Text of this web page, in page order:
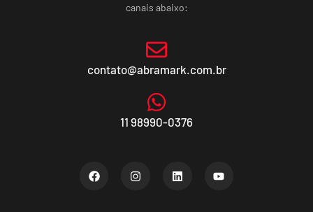
canais abaixo:
contato@abramark.com.br
11 98990-0376